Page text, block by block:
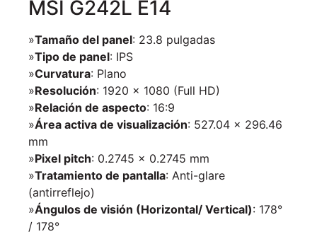
MSI G242L E14
»Tamaño del panel: 23.8 pulgadas
»Tipo de panel: IPS
»Curvatura: Plano
»Resolución: 1920 × 1080 (Full HD)
»Relación de aspecto: 16:9
»Área activa de visualización: 527.04 × 296.46
mm
»Pixel pitch: 0.2745 × 0.2745 mm
»Tratamiento de pantalla: Anti-glare
(antirreflejo)
»Ángulos de visión (Horizontal/ Vertical): 178°
/ 178°